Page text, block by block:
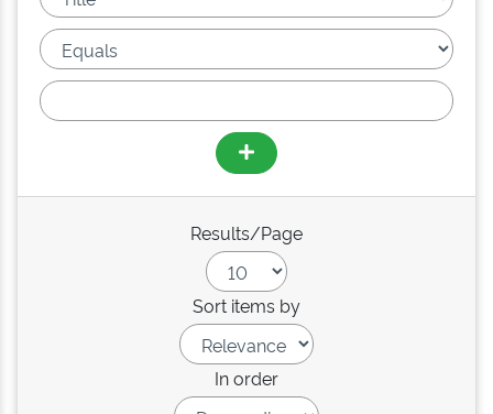
Results/Page
Sort items by
In order